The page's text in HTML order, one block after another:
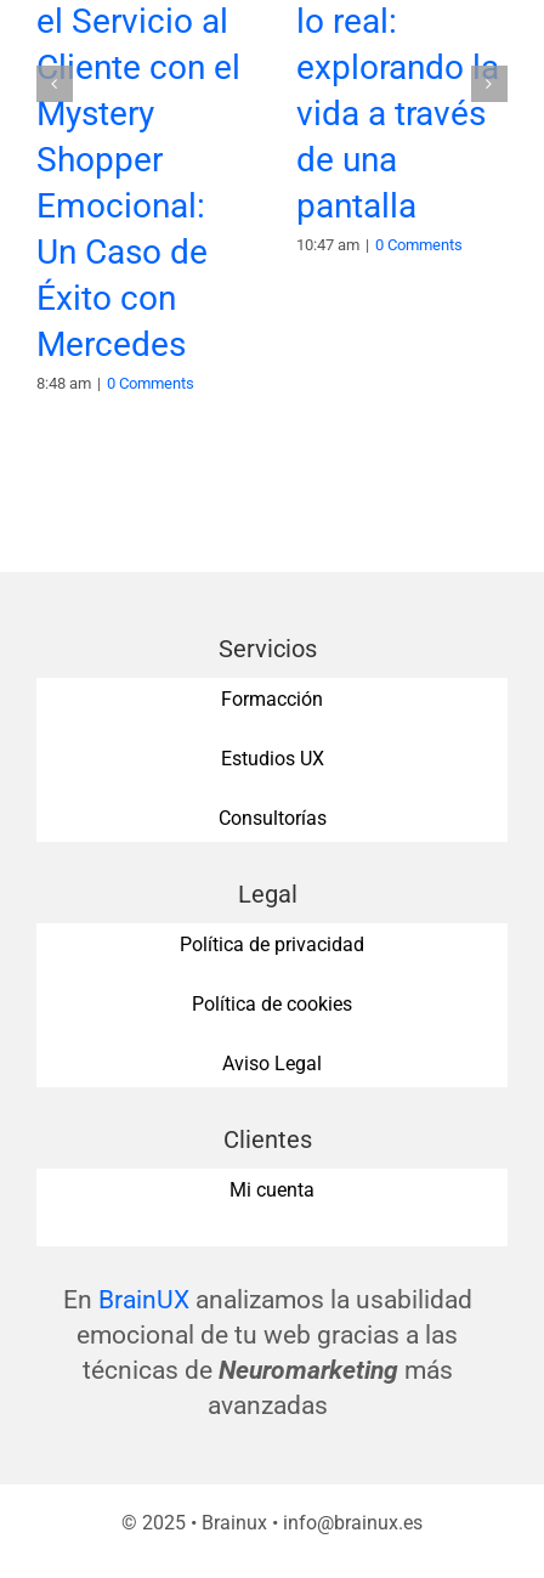
el Servicio al
Cliente con el
Mystery
Shopper
Emocional:
Un Caso de
Éxito con
Mercedes
8:48 am | 0 Comments
lo real:
explorando la
vida a través
de una
pantalla
10:47 am | 0 Comments
Servicios
Formacción
Estudios UX
Consultorías
Legal
Política de privacidad
Política de cookies
Aviso Legal
Clientes
Mi cuenta
En BrainUXanalizamos la usabilidad
emocional de tu web gracias a las
técnicas de Neuromarketingmás
avanzadas
© 2025 • Brainux • info@brainux.es